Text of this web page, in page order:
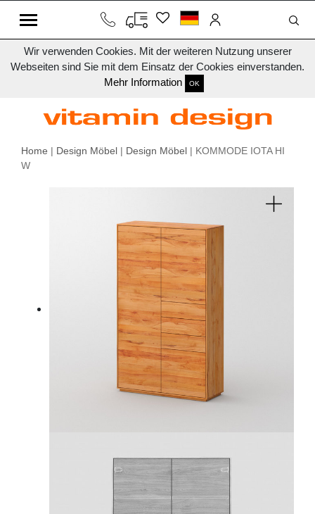
Wir verwenden Cookies. Mit der weiteren Nutzung unserer
Webseiten sind Sie mit dem Einsatz der Cookies einverstanden.
Mehr Information
OK
Home | Design Möbel | Design Möbel | KOMMODE IOTA HI
W